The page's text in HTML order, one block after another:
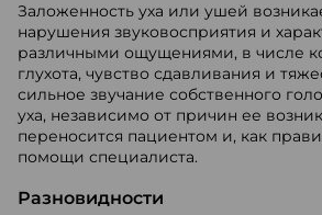
Заложенность уха или ушей
нарушения звуковосприятия и
различными ощущениями, в числе
глухота, чувство сдавливания и
сильное звучание собственного
уха, независимо от причин ее
переносится пациентом и, как
помощи специалиста.
Разновидности